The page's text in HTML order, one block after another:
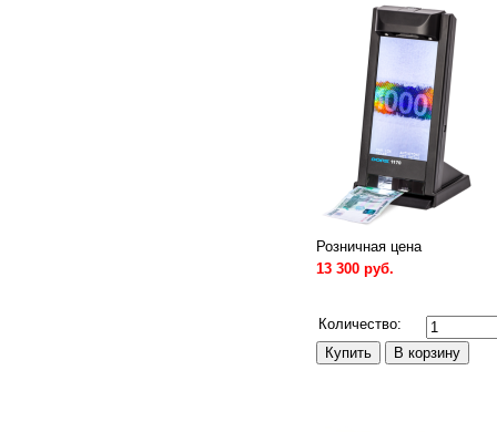
Розничная цена
13 300 руб.
Количество: